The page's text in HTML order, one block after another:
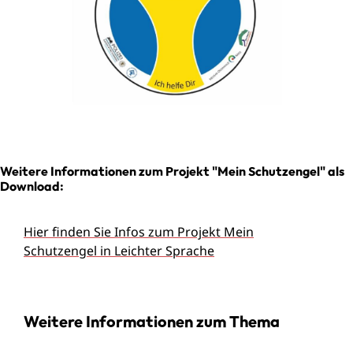
Weitere Informationen zum Projekt "Mein Schutzengel" als
Download:
Hier finden Sie Infos zum Projekt Mein
Schutzengel in Leichter Sprache
Weitere Informationen zum Thema